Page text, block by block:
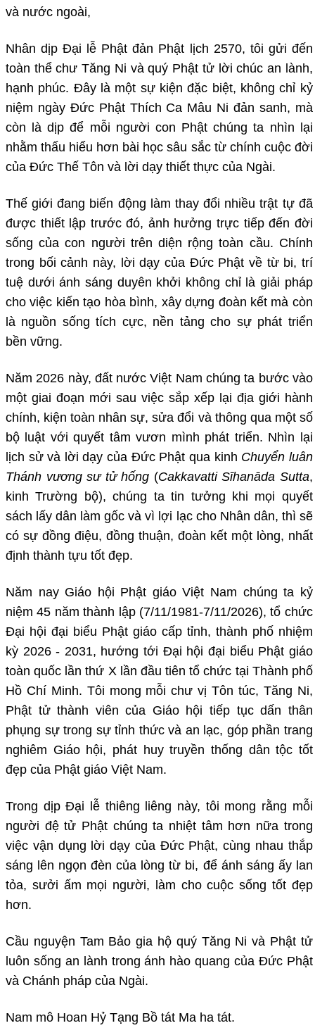
và nước ngoài,
Nhân dịp Đại lễ Phật đản Phật lịch 2570, tôi gửi đến
toàn thể chư Tăng Ni và quý Phật tử lời chúc an lành,
hạnh phúc. Đây là một sự kiện đặc biệt, không chỉ kỷ
niệm ngày Đức Phật Thích Ca Mâu Ni đản sanh, mà
còn là dịp để mỗi người con Phật chúng ta nhìn lại
nhằm thấu hiểu hơn bài học sâu sắc từ chính cuộc đời
của Đức Thế Tôn và lời dạy thiết thực của Ngài.
Thế giới đang biến động làm thay đổi nhiều trật tự đã
được thiết lập trước đó, ảnh hưởng trực tiếp đến đời
sống của con người trên diện rộng toàn cầu. Chính
trong bối cảnh này, lời dạy của Đức Phật về từ bi, trí
tuệ dưới ánh sáng duyên khởi không chỉ là giải pháp
cho việc kiến tạo hòa bình, xây dựng đoàn kết mà còn
là nguồn sống tích cực, nền tảng cho sự phát triển
bền vững.
Năm 2026 này, đất nước Việt Nam chúng ta bước vào
một giai đoạn mới sau việc sắp xếp lại địa giới hành
chính, kiện toàn nhân sự, sửa đổi và thông qua một số
bộ luật với quyết tâm vươn mình phát triển. Nhìn lại
lịch sử và lời dạy của Đức Phật qua kinh Chuyển luân
Thánh vương sư tử hống (Cakkavatti Sīhanāda Sutta,
kinh Trường bộ), chúng ta tin tưởng khi mọi quyết
sách lấy dân làm gốc và vì lợi lạc cho Nhân dân, thì sẽ
có sự đồng điệu, đồng thuận, đoàn kết một lòng, nhất
định thành tựu tốt đẹp.
Năm nay Giáo hội Phật giáo Việt Nam chúng ta kỷ
niệm 45 năm thành lập (7/11/1981-7/11/2026), tổ chức
Đại hội đại biểu Phật giáo cấp tỉnh, thành phố nhiệm
kỳ 2026 - 2031, hướng tới Đại hội đại biểu Phật giáo
toàn quốc lần thứ X lần đầu tiên tổ chức tại Thành phố
Hồ Chí Minh. Tôi mong mỗi chư vị Tôn túc, Tăng Ni,
Phật tử thành viên của Giáo hội tiếp tục dấn thân
phụng sự trong sự tỉnh thức và an lạc, góp phần trang
nghiêm Giáo hội, phát huy truyền thống dân tộc tốt
đẹp của Phật giáo Việt Nam.
Trong dịp Đại lễ thiêng liêng này, tôi mong rằng mỗi
người đệ tử Phật chúng ta nhiệt tâm hơn nữa trong
việc vận dụng lời dạy của Đức Phật, cùng nhau thắp
sáng lên ngọn đèn của lòng từ bi, để ánh sáng ấy lan
tỏa, sưởi ấm mọi người, làm cho cuộc sống tốt đẹp
hơn.
Cầu nguyện Tam Bảo gia hộ quý Tăng Ni và Phật tử
luôn sống an lành trong ánh hào quang của Đức Phật
và Chánh pháp của Ngài.
Nam mô Hoan Hỷ Tạng Bồ tát Ma ha tát.